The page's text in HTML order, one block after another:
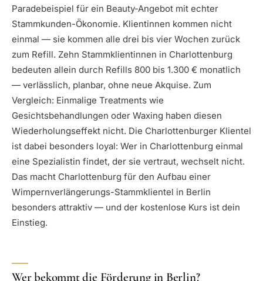
Paradebeispiel für ein Beauty-Angebot mit echter
Stammkunden-Ökonomie. Klientinnen kommen nicht
einmal — sie kommen alle drei bis vier Wochen zurück
zum Refill. Zehn Stammklientinnen in Charlottenburg
bedeuten allein durch Refills 800 bis 1.300 € monatlich
— verlässlich, planbar, ohne neue Akquise. Zum
Vergleich: Einmalige Treatments wie
Gesichtsbehandlungen oder Waxing haben diesen
Wiederholungseffekt nicht. Die Charlottenburger Klientel
ist dabei besonders loyal: Wer in Charlottenburg einmal
eine Spezialistin findet, der sie vertraut, wechselt nicht.
Das macht Charlottenburg für den Aufbau einer
Wimpernverlängerungs-Stammklientel in Berlin
besonders attraktiv — und der kostenlose Kurs ist dein
Einstieg.
Wer bekommt die Förderung in Berlin?